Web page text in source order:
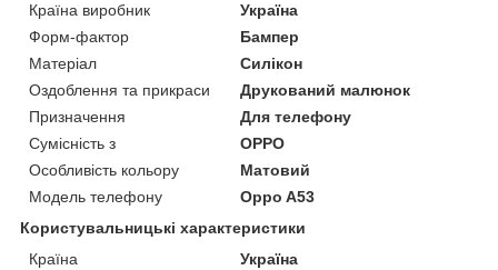
Країна виробник
Україна
Форм-фактор
Бампер
Матеріал
Силікон
Оздоблення та прикраси
Друкований малюнок
Призначення
Для телефону
Сумісність з
OPPO
Особливість кольору
Матовий
Модель телефону
Oppo A53
Користувальницькі характеристики
Країна
Україна